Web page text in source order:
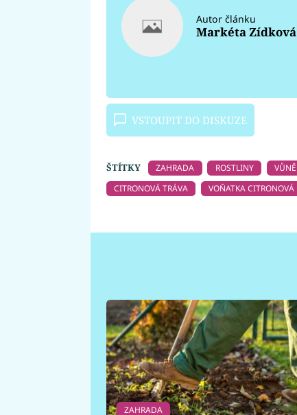
Autor článku
Markéta Zídková
VSTOUPIT DO DISKUZE
ŠTÍTKY ZAHRADA ROSTLINY VŮNĚ
CITRONOVÁ TRÁVA
VOŇATKA CITRONOVÁ
ZAHRADA